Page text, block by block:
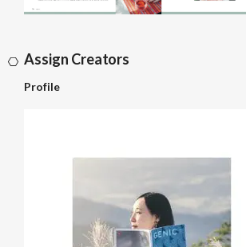
Assign Creators
Profile